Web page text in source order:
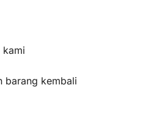
barang kembali